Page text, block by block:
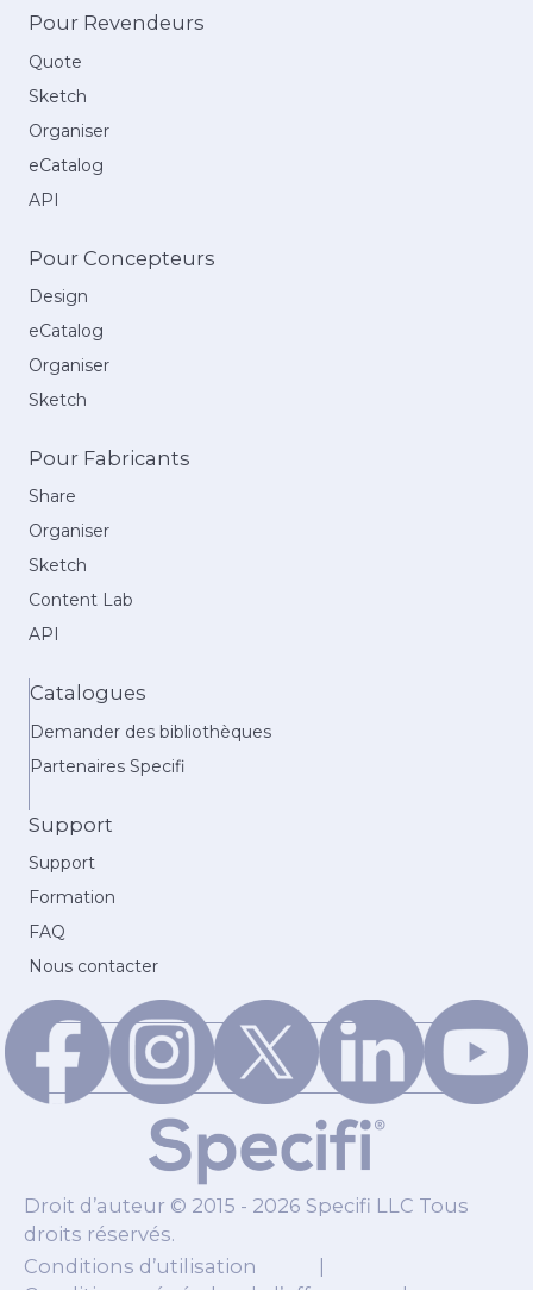
Pour Revendeurs
Quote
Sketch
Organiser
eCatalog
API
Pour Concepteurs
Design
eCatalog
Organiser
Sketch
Pour Fabricants
Share
Organiser
Sketch
Content Lab
API
Catalogues
Demander des bibliothèques
Partenaires Specifi
Support
Support
Formation
FAQ
Nous contacter
Droit d’auteur © 2015 - 2026 Specifi LLC Tous
droits réservés.
Conditions d’utilisation |